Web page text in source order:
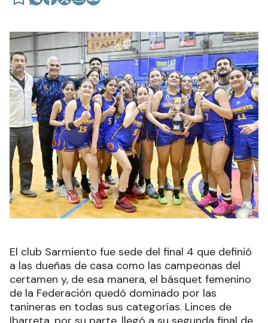
El club Sarmiento fue sede del final 4 que definió
a las dueñas de casa como las campeonas del
certamen y, de esa manera, el básquet femenino
de la Federación quedó dominado por las
tanineras en todas sus categorías. Linces de